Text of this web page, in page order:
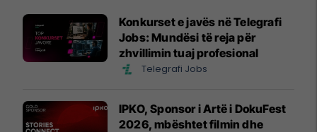
Konkurset e javës në Telegrafi
Jobs: Mundësi të reja për
zhvillimin tuaj profesional
Telegrafi Jobs
IPKO, Sponsor i Artë i DokuFest
2026, mbështet filmin dhe